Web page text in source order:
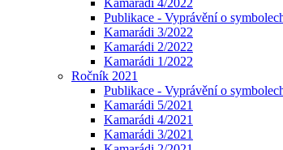
Kamarádi 4/2022
Publikace - Vyprávění o
Kamarádi 3/2022
Kamarádi 2/2022
Kamarádi 1/2022
Ročník 2021
Publikace - Vyprávění o
Kamarádi 5/2021
Kamarádi 4/2021
Kamarádi 3/2021